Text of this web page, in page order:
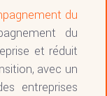
du
du
et réduit
avec un
entreprises